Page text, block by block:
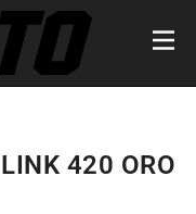
420 ORO